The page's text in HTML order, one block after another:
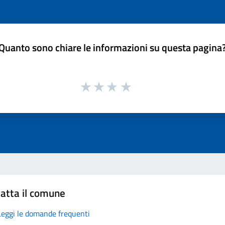
sono chiare le informazioni su questa
il comune
le domande frequenti